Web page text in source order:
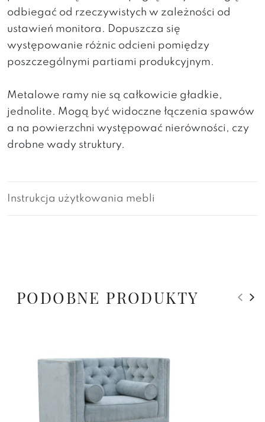
odbiegać od rzeczywistych w zależności od
ustawień monitora. Dopuszcza się
występowanie różnic odcieni pomiędzy
poszczególnymi partiami produkcyjnym.
Metalowe ramy nie są całkowicie gładkie,
jednolite. Mogą być widoczne łączenia spawów
a na powierzchni występować nierówności, czy
drobne wady struktury.
Instrukcja użytkowania mebli
PODOBNE PRODUKTY